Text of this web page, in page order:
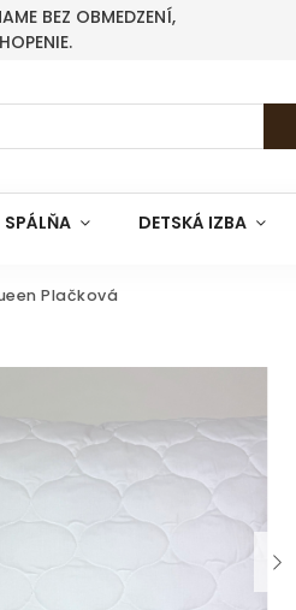
BEZ OBMEDZENÍ,
SPÁLŇA DETSKÁ IZBA
Plačková